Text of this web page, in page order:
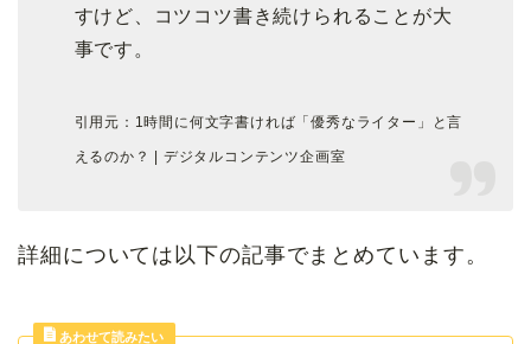
すけど、コツコツ書き続けられることが大
事です。
引用元：1時間に何文字書ければ「優秀なライター」と言
えるのか？ | デジタルコンテンツ企画室
詳細については以下の記事でまとめています。